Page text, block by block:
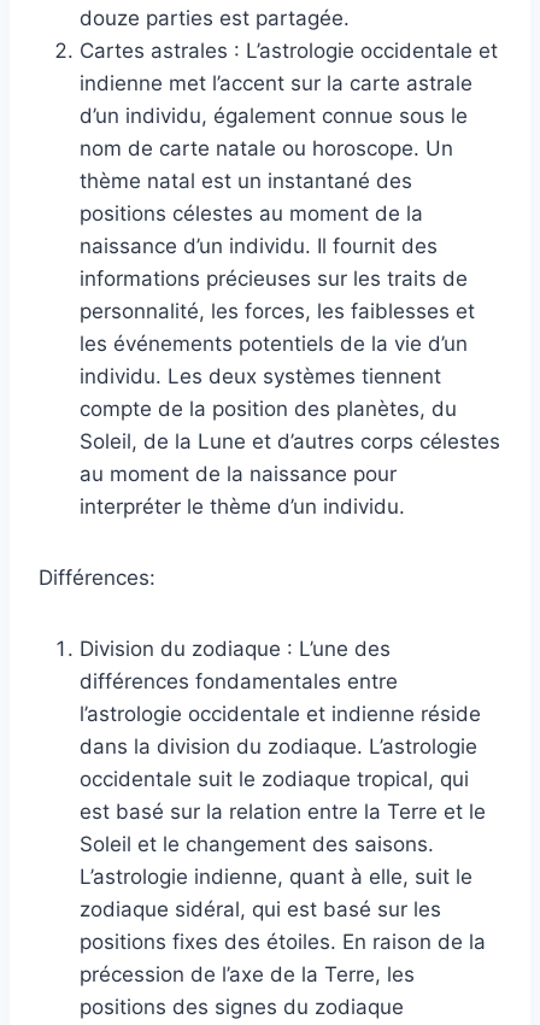
douze parties est partagée.
Cartes astrales : L’astrologie occidentale et
indienne met l’accent sur la carte astrale
d’un individu, également connue sous le
nom de carte natale ou horoscope. Un
thème natal est un instantané des
positions célestes au moment de la
naissance d’un individu. Il fournit des
informations précieuses sur les traits de
personnalité, les forces, les faiblesses et
les événements potentiels de la vie d’un
individu. Les deux systèmes tiennent
compte de la position des planètes, du
Soleil, de la Lune et d’autres corps célestes
au moment de la naissance pour
interpréter le thème d’un individu.
Différences:
Division du zodiaque : L’une des
différences fondamentales entre
l’astrologie occidentale et indienne réside
dans la division du zodiaque. L’astrologie
occidentale suit le zodiaque tropical, qui
est basé sur la relation entre la Terre et le
Soleil et le changement des saisons.
L’astrologie indienne, quant à elle, suit le
zodiaque sidéral, qui est basé sur les
positions fixes des étoiles. En raison de la
précession de l’axe de la Terre, les
positions des signes du zodiaque